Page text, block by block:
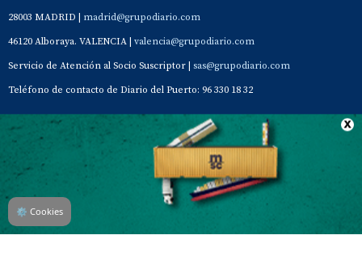
28003 MADRID | madrid@grupodiario.com
46120 Alboraya. VALENCIA | valencia@grupodiario.com
Servicio de Atención al Socio Suscriptor | sas@grupodiario.com
Teléfono de contacto de Diario del Puerto: 96 330 18 32
Contacto Aviso Legal Quiénes somos Política de privacidad
⚙ Cookies